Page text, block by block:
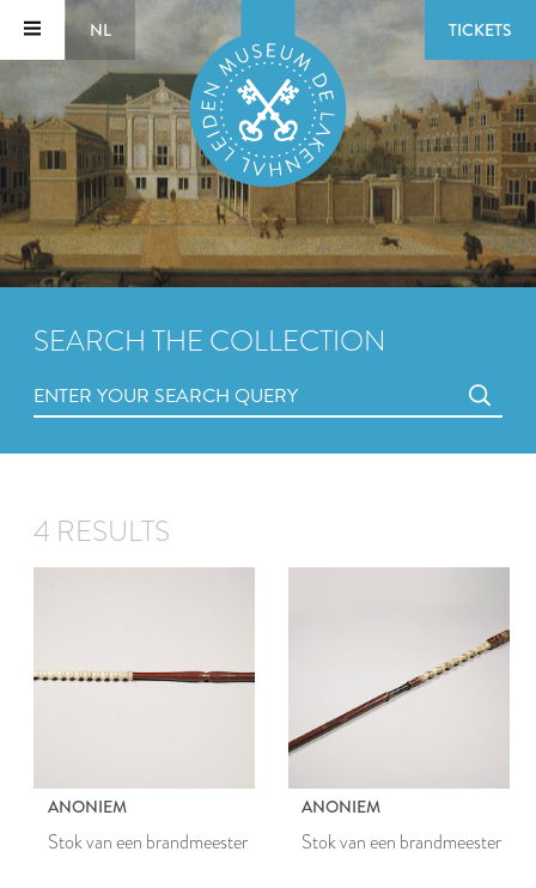
NL TICKETS
SEARCH THE COLLECTION
4 RESULTS
ANONIEM
Stok van een brandmeester
ANONIEM
Stok van een brandmeester